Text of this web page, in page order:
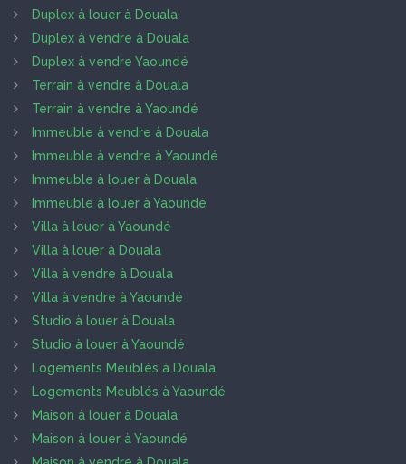
Duplex à louer à Douala
Duplex à vendre à Douala
Duplex à vendre Yaoundé
Terrain à vendre à Douala
Terrain à vendre à Yaoundé
Immeuble à vendre à Douala
Immeuble à vendre à Yaoundé
Immeuble à louer à Douala
Immeuble à louer à Yaoundé
Villa à louer à Yaoundé
Villa à louer à Douala
Villa à vendre à Douala
Villa à vendre à Yaoundé
Studio à louer à Douala
Studio à louer à Yaoundé
Logements Meublés à Douala
Logements Meublés à Yaoundé
Maison à louer à Douala
Maison à louer à Yaoundé